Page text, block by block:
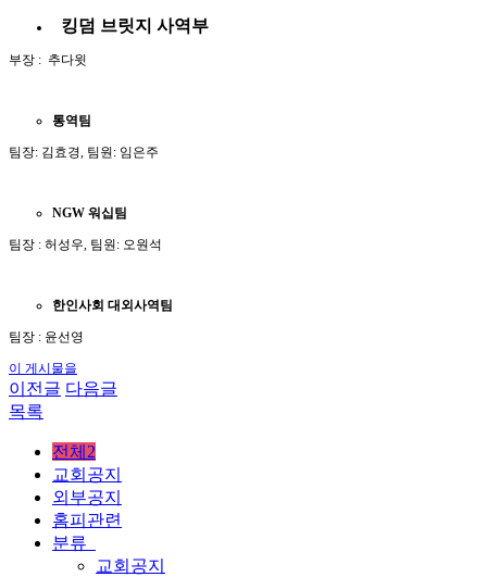
킹덤 브릿지 사역부
부장 : 추다윗
통역팀
팀장: 김효경, 팀원: 임은주
NGW 워십팀
팀장 : 허성우, 팀원: 오원석
한인사회 대외사역팀
팀장 : 윤선영
이 게시물을
이전글 다음글
목록
전체2
교회공지
외부공지
홈피관련
분류
교회공지